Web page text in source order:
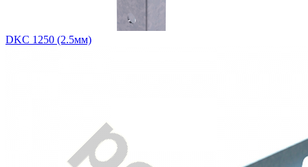
DKC 1250 (2.5мм)